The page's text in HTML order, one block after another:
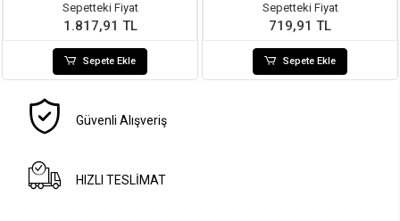
Sepetteki Fiyat
1.817,91 TL
Sepete Ekle
Sepetteki Fiyat
719,91 TL
Sepete Ekle
Güvenli Alışveriş
HIZLI TESLİMAT